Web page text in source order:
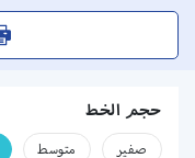
حجم الخط
صفير متوسط